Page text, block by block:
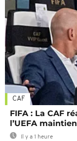
CAF
FIFA : La CAF
l’UEFA
Il y a 1 heure